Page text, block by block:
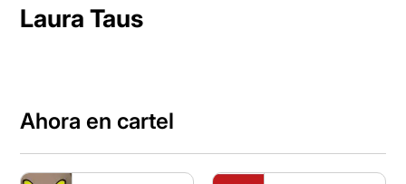
Laura Taus
Ahora en cartel